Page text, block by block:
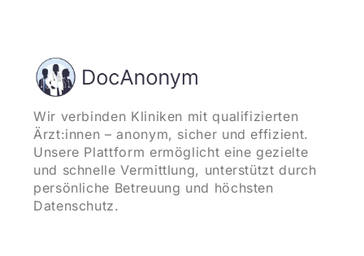
Wir verbinden Kliniken mit qualifizierten
Ärzt:innen – anonym, sicher und effizient.
Unsere Plattform ermöglicht eine gezielte
und schnelle Vermittlung, unterstützt durch
persönliche Betreuung und höchsten
Datenschutz.